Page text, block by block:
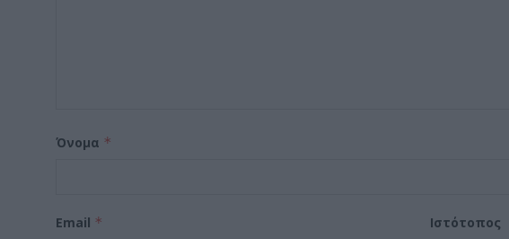
Όνομα *
Email * Ιστότοπος